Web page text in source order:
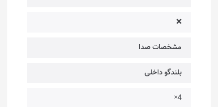
❌
مشخصات صدا
بلندگو داخلی
4×